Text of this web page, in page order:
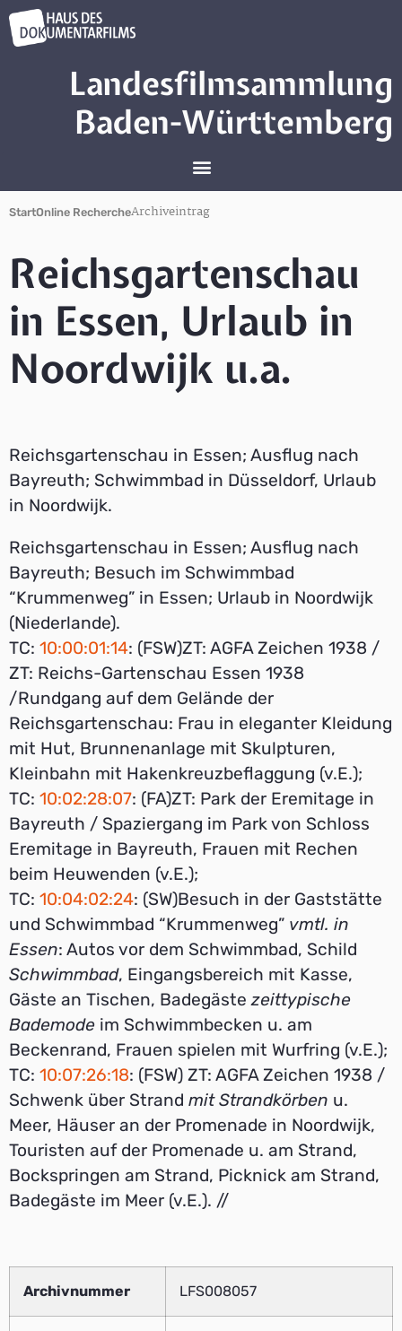
Landesfilmsammlung
Baden-Württemberg
StartOnline RechercheArchiveintrag
Reichsgartenschau
in Essen, Urlaub in
Noordwijk u.a.
Reichsgartenschau in Essen; Ausflug nach
Bayreuth; Schwimmbad in Düsseldorf, Urlaub
in Noordwijk.
Reichsgartenschau in Essen; Ausflug nach
Bayreuth; Besuch im Schwimmbad
“Krummenweg” in Essen; Urlaub in Noordwijk
(Niederlande).
TC: 10:00:01:14: (FSW)ZT: AGFA Zeichen 1938 /
ZT: Reichs-Gartenschau Essen 1938
/Rundgang auf dem Gelände der
Reichsgartenschau: Frau in eleganter Kleidung
mit Hut, Brunnenanlage mit Skulpturen,
Kleinbahn mit Hakenkreuzbeflaggung (v.E.);
TC: 10:02:28:07: (FA)ZT: Park der Eremitage in
Bayreuth / Spaziergang im Park von Schloss
Eremitage in Bayreuth, Frauen mit Rechen
beim Heuwenden (v.E.);
TC: 10:04:02:24: (SW)Besuch in der Gaststätte
und Schwimmbad “Krummenweg” vmtl. in
Essen: Autos vor dem Schwimmbad, Schild
Schwimmbad, Eingangsbereich mit Kasse,
Gäste an Tischen, Badegästezeittypische
Bademode im Schwimmbecken u. am
Beckenrand, Frauen spielen mit Wurfring (v.E.);
TC: 10:07:26:18: (FSW) ZT: AGFA Zeichen 1938 /
Schwenk über Strand mit Strandkörben u.
Meer, Häuser an der Promenade in Noordwijk,
Touristen auf der Promenade u. am Strand,
Bockspringen am Strand, Picknick am Strand,
Badegäste im Meer (v.E.). //
Archivnummer LFS008057